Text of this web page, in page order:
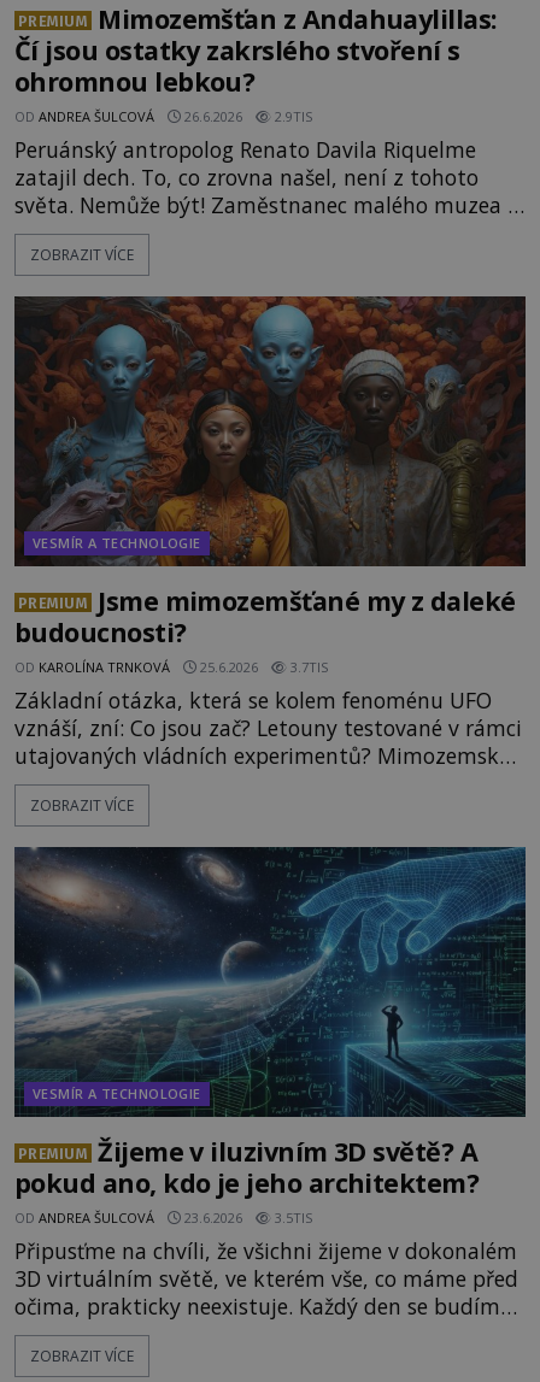
PREMIUM
Mimozemšťan z Andahuaylillas:
Čí jsou ostatky zakrslého stvoření s
ohromnou lebkou?
OD ANDREA ŠULCOVÁ 26.6.2026 2.9TIS
Peruánský antropolog Renato Davila Riquelme
zatajil dech. To, co zrovna našel, není z tohoto
světa. Nemůže být! Zaměstnanec malého muzea v
peruánském městečku Andahuaylillas nedaleko
legendárního Cuzca pomalu sestupuje z posvátné
Právě nalezl ostatky dvou mimozemšťanů! Vědci
nad nálezem kroutí hlavou. Už na
ZOBRAZIT VÍCE
VESMÍR A TECHNOLOGIE
PREMIUM
Jsme mimozemšťané my z daleké
budoucnosti?
OD KAROLÍNA TRNKOVÁ 25.6.2026 3.7TIS
Základní otázka, která se kolem fenoménu UFO
vznáší, zní: Co jsou zač? Letouny testované v rámci
utajovaných vládních experimentů? Mimozemské
vesmírné lodě plnící na Zemi nám neznámý úkol?
Skokani mezi dimenzemi, putující po mostech
možnostech již desítky let vzrušeně diskutují
vědci, ufologo
ZOBRAZIT VÍCE
VESMÍR A TECHNOLOGIE
PREMIUM
Žijeme v iluzivním 3D světě? A
pokud ano, kdo je jeho architektem?
OD ANDREA ŠULCOVÁ 23.6.2026 3.5TIS
Připusťme na chvíli, že všichni žijeme v dokonalém
3D virtuálním světě, ve kterém vše, co máme před
očima, prakticky neexistuje. Každý den se budíme
do počítačové simulace, která je do určité míry k
nerozeznání od skutečného světa. Tato
ZOBRAZIT VÍCE